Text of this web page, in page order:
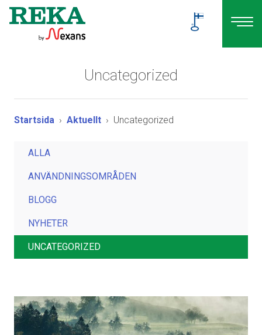
Uncategorized
Startsida Aktuellt Uncategorized
ALLA
ANVÄNDNINGSOMRÅDEN
BLOGG
NYHETER
UNCATEGORIZED